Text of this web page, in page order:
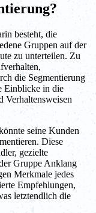
besteht, die
Gruppen auf der
zu unterteilen. Zu
die Segmentierung
Einblicke in die
Verhaltensweisen
seine Kunden
Diese
gezielte
Gruppe Anklang
Merkmale jedes
Empfehlungen,
letztendlich die